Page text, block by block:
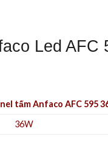
Led AFC
tấm Anfaco AFC 595
36W